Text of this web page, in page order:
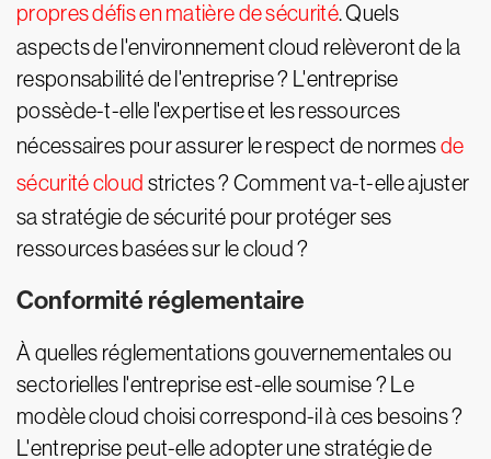
propres défis en matière de sécurité. Quels
aspects de l'environnement cloud relèveront de la
responsabilité de l'entreprise ? L'entreprise
possède-t-elle l'expertise et les ressources
nécessaires pour assurer le respect de normesde
sécurité cloud strictes ? Comment va-t-elle ajuster
sa stratégie de sécurité pour protéger ses
ressources basées sur le cloud ?
Conformité réglementaire
À quelles réglementations gouvernementales ou
sectorielles l'entreprise est-elle soumise ? Le
modèle cloud choisi correspond-il à ces besoins ?
L'entreprise peut-elle adopter une stratégie de